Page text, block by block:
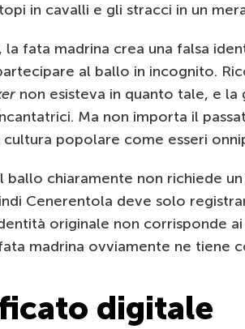
in cavalli e gli stracci in un
la fata madrina crea una falsa
al ballo in incognito.
non esisteva in quanto tale, e la
Ma non importa il
cultura popolare come esseri
ballo chiaramente non richiede
Cenerentola deve solo
originale non corrisponde
madrina ovviamente ne tiene
digitale